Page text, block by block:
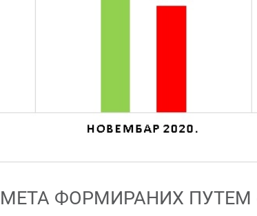
ФОРМИРАНИХ ПУТЕМ